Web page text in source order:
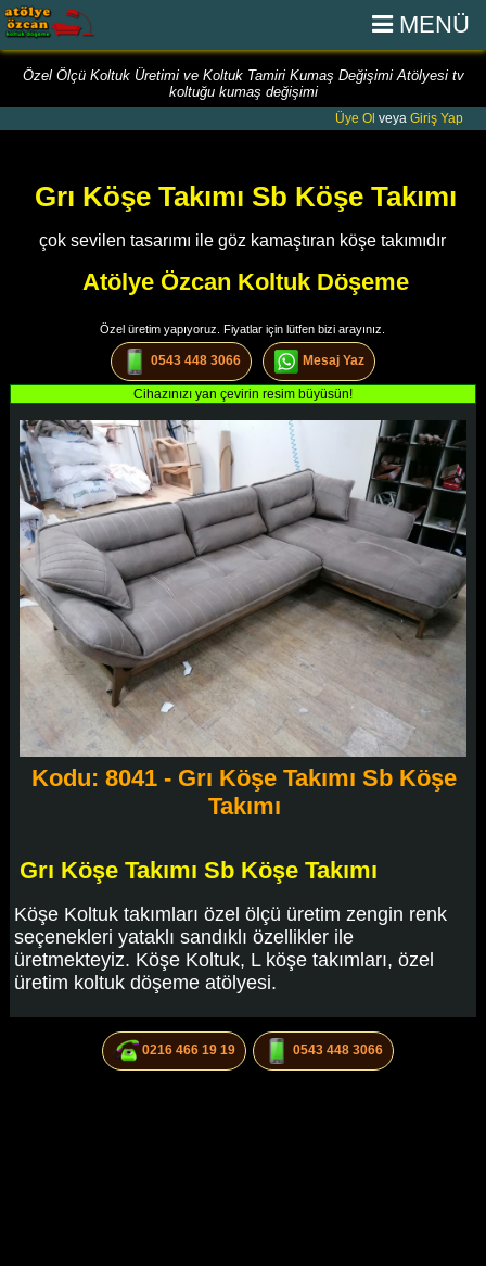
MENÜ
Özel Ölçü Koltuk Üretimi ve Koltuk Tamiri Kumaş Değişimi Atölyesi tv
koltuğu kumaş değişimi
Üye Ol veya Giriş Yap
Grı Köşe Takımı Sb Köşe Takımı
çok sevilen tasarımı ile göz kamaştıran köşe takımıdır
Atölye Özcan Koltuk Döşeme
Özel üretim yapıyoruz. Fiyatlar için lütfen bizi arayınız.
0543 448 3066 Mesaj Yaz
Cihazınızı yan çevirin resim büyüsün!
Kodu: 8041 - Grı Köşe Takımı Sb Köşe
Takımı
Grı Köşe Takımı Sb Köşe Takımı
Köşe Koltuk takımları özel ölçü üretim zengin renk
seçenekleri yataklı sandıklı özellikler ile
üretmekteyiz. Köşe Koltuk, L köşe takımları, özel
üretim koltuk döşeme atölyesi.
0216 466 19 19 0543 448 3066